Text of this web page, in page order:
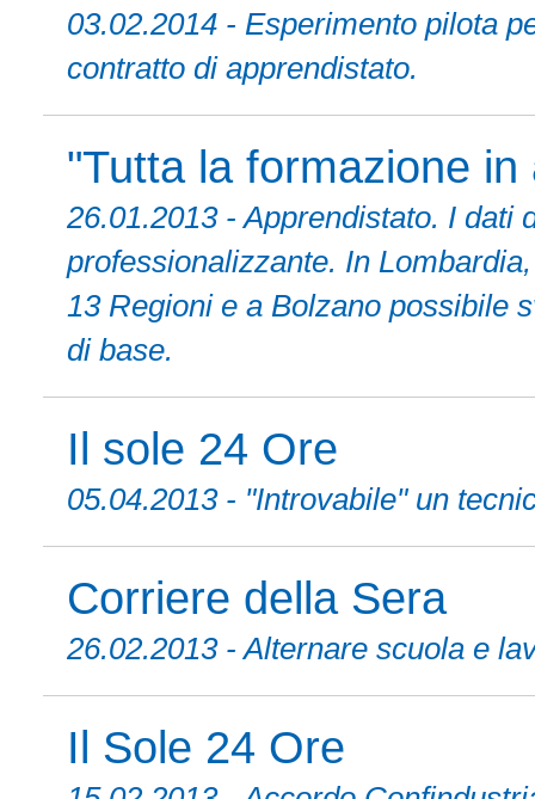
03.02.2014 - Esperimento pilota
contratto di apprendistato.
"Tutta la formazione
26.01.2013 - Apprendistato. I dati
professionalizzante. In
13 Regioni e a Bolzano possibile
di base.
Il sole 24 Ore
05.04.2013 - "Introvabile" un
Corriere della Sera
26.02.2013 - Alternare scuola e
Il Sole 24 Ore